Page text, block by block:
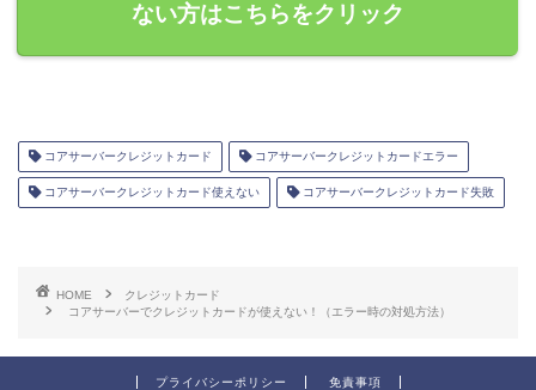
ない方はこちらをクリック
コアサーバークレジットカード コアサーバークレジットカードエラー
コアサーバークレジットカード使えない コアサーバークレジットカード失敗
HOME
クレジットカード
コアサーバーでクレジットカードが使えない！（エラー時の対処方法）
プライバシーポリシー 免責事項